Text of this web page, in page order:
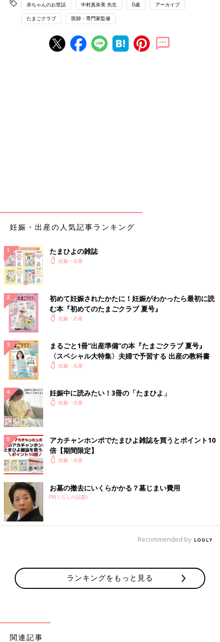
新生児赤ちゃんの心と体、お世話のポイント
産後は、体調も戻らないうちから昼夜を問わずのお世話が始ま
り、ママは本当に大変。
ゃんに昼夜の区別がないからなんです。でも安心してください。
徐々に昼夜の区別がついてくるようになってきます。最初は大変
なことも多いけれど、だんだんとラクになってくることを覚えて
おいて。
ママから優しく声をかけられるのが大好き♡
赤ちゃんは、新生児のころからママとほかの人の声を聞き分けら
れるといわれています。まだ、呼びかけには反応できないけれ
ど、ママに笑顔で優しく声をかけられると安心します。
ほかにも、赤ちゃんが好きなことはたくさんあります！
・ママが笑顔でいる
・いっぱい抱っこしてくれる
・たくさん話しかけてくれる
・手を握ったりほっぺをツンツンされたり、触ってもらう
…こんなことが、大好き！
赤ちゃんはとても安心するので、産後の泣きやませにも効果的で
す。
反対に、働きかけてもらえないと、赤ちゃんは寂しい気持ちにな
って泣いてしまうことも。パパも一緒に触れあってあげることが
大切です。
不快なときは泣いて訴えます
赤ちゃんは生まれてすぐから、不快を感じると泣いて訴えます。
・暑すぎたり寒すぎたりする
・おむつが汚れている
・おなかがすいている
・眠い
・抱っこしてほしい…など。
赤ちゃんのお世話 中村真奈美 先生 0歳 アーカイブ
たまごクラブ 医師・専門家監修
妊娠・出産の人気記事ランキング
たまひよの雑誌
妊娠・出産
初めて妊娠されたかたに！妊娠がわかったら最初に読
む本『初めてのたまごクラブ 夏号』
妊娠・出産
まるごと1冊“出産準備”の本『たまごクラブ 夏号』
〈スペシャル大特集〉夫婦で予習する 出産の教科書
妊娠・出産
妊娠中に読みたい！3冊の「たまひよ」
妊娠・出産
アカチャンホンポでたまひよ雑誌を買うとポイント10
倍【期間限定】
妊娠・出産
お墓の撤去にいくらかかる？墓じまい費用
PR(くらしの話題)
Recommended by
ランキングをもっと見る
関連記事